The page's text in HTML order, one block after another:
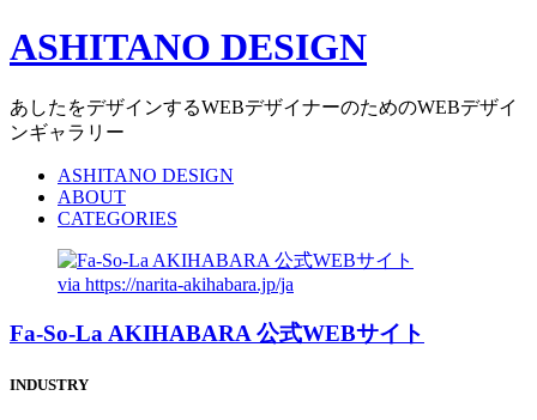
ASHITANO DESIGN
あしたをデザインするWEBデザイナーのためのWEBデザイ
ンギャラリー
ASHITANO DESIGN
ABOUT
CATEGORIES
via https://narita-akihabara.jp/ja
Fa-So-La AKIHABARA 公式WEBサイト
INDUSTRY